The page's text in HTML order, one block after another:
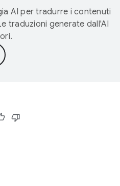
AI per tradurre i contenuti
traduzioni generate dall'AI